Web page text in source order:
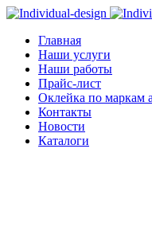
Главная
Наши услуги
Наши работы
Прайс-лист
Оклейка по маркам
Контакты
Новости
Каталоги